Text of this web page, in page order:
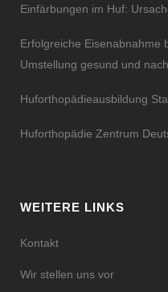
Einfärbungen im Huf:
Erfolgreiche Eisenabnahme
Umstellung gesund und
Huforthopädieausbildung
Huforthopädie Zentrum
WEITERE LINKS
Kontakt
Wir stellen uns vor